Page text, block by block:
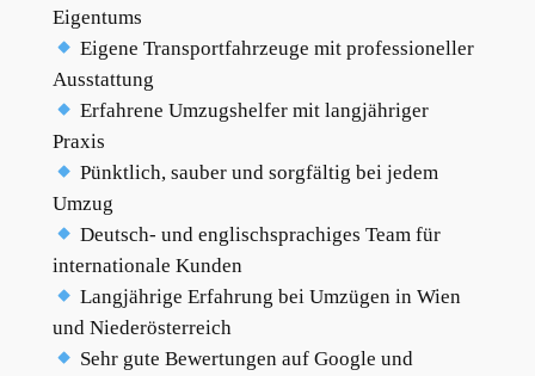
Eigentums
Eigene Transportfahrzeuge mit professioneller
Ausstattung
Erfahrene Umzugshelfer mit langjähriger
Praxis
Pünktlich, sauber und sorgfältig bei jedem
Umzug
Deutsch- und englischsprachiges Team für
internationale Kunden
Langjährige Erfahrung bei Umzügen in Wien
und Niederösterreich
Sehr gute Bewertungen auf Google und